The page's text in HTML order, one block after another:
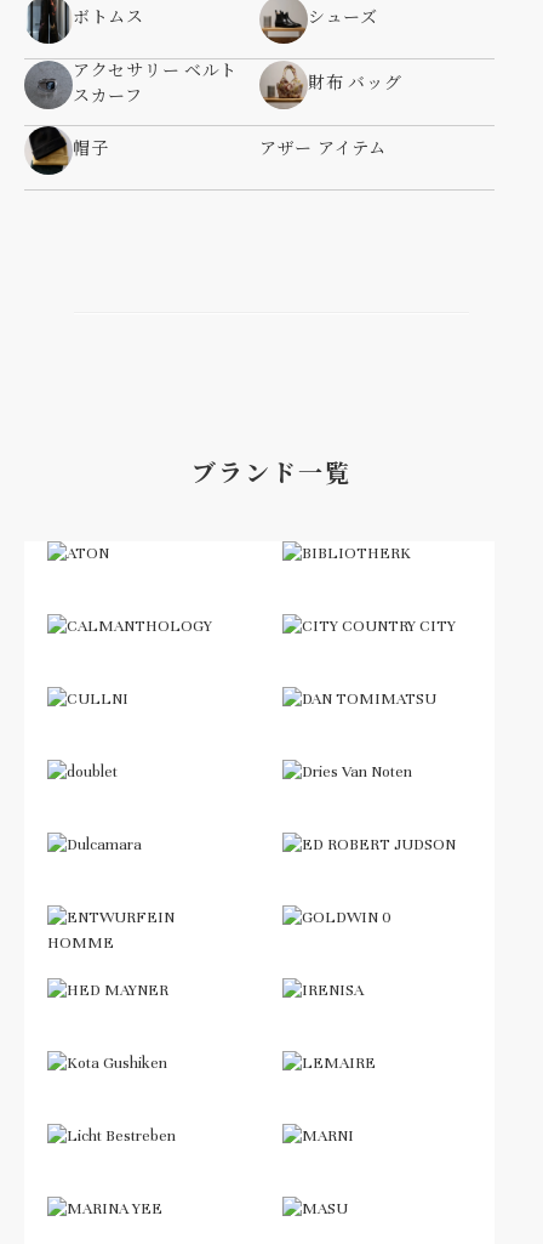
ボトムス シューズ
アクセサリー ベルト
スカーフ
財布 バッグ
帽子 アザー アイテム
ブランド一覧